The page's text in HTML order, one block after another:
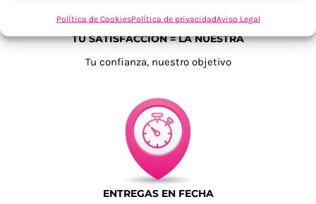
Política de CookiesPolítica de privacidadAviso Legal
TU SATISFACCIÓN = LA NUESTRA
Tu confianza, nuestro objetivo
ENTREGAS EN FECHA